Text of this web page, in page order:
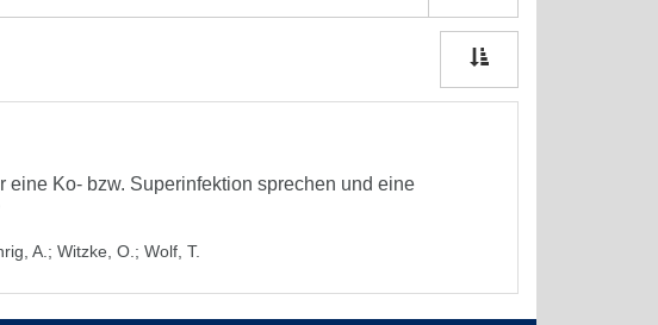
Ko- bzw. Superinfektion sprechen und eine
A. ; Witzke, O. ; Wolf, T.